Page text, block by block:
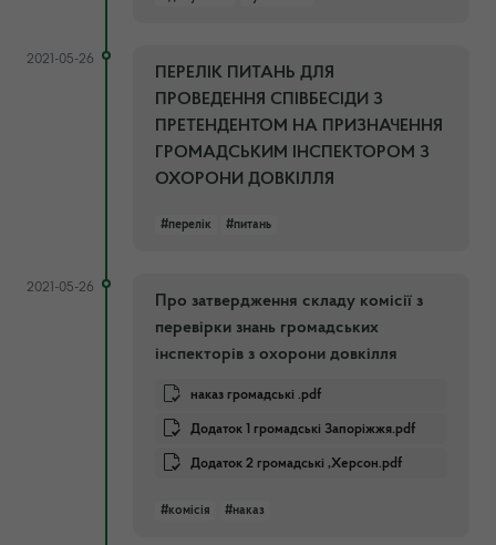
2021-05-26
ПЕРЕЛІК ПИТАНЬ ДЛЯ
ПРОВЕДЕННЯ СПІВБЕСІДИ З
ПРЕТЕНДЕНТОМ НА ПРИЗНАЧЕННЯ
ГРОМАДСЬКИМ ІНСПЕКТОРОМ З
ОХОРОНИ ДОВКІЛЛЯ
#перелік #питань
2021-05-26
Про затвердження складу комісії з
перевірки знань громадських
інспекторів з охорони довкілля
наказ громадські .pdf
Додаток 1 громадські Запоріжжя.pdf
Додаток 2 громадські ,Херсон.pdf
#комісія #наказ